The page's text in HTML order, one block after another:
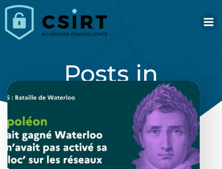
Posts in
confidentialité